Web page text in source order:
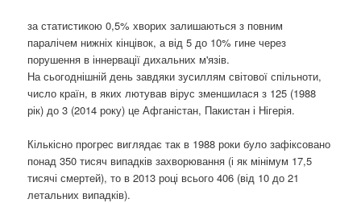
за статистикою 0,5% хворих залишаються з повним
паралічем нижніх кінцівок, а від 5 до 10% гине через
порушення в іннервації дихальних м'язів.
На сьогоднішній день завдяки зусиллям світової спільноти,
число країн, в яких лютував вірус зменшилася з 125 (1988
рік) до 3 (2014 року) це Афганістан, Пакистан і Нігерія.
Кількісно прогрес виглядає так в 1988 роки було зафіксовано
понад 350 тисяч випадків захворювання (і як мінімум 17,5
тисячі смертей), то в 2013 році всього 406 (від 10 до 21
летальних випадків).